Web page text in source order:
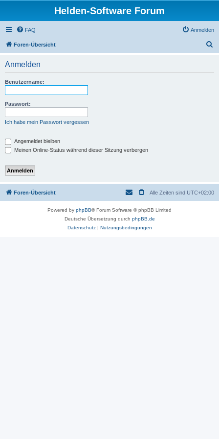
Helden-Software Forum
FAQ Anmelden
Foren-Übersicht
Anmelden
Benutzername:
Passwort:
Ich habe mein Passwort vergessen
Angemeldet bleiben
Meinen Online-Status während dieser Sitzung verbergen
Foren-Übersicht Alle Zeiten sind UTC+02:00
Powered by phpBB® Forum Software © phpBB Limited
Deutsche Übersetzung durch phpBB.de
Datenschutz| Nutzungsbedingungen